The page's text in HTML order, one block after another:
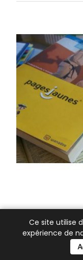
Ce site utilise
expérience de